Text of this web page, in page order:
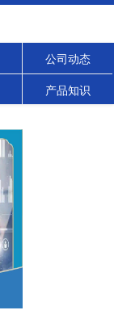
公司动态
产品知识